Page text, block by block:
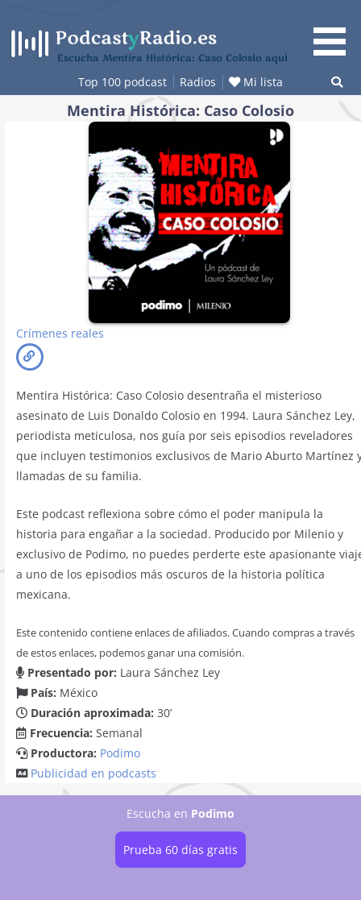
contenido
Escucha Mentira Histórica: Caso Colosio aquí
Top 100 podcast Radios Mi lista
Mentira Histórica: Caso Colosio
Crímenes reales
Mentira Histórica: Caso Colosio desentraña el misterioso
asesinato de Luis Donaldo Colosio en 1994. Laura Sánchez Ley,
periodista meticulosa, nos guía por seis episodios reveladores
que incluyen testimonios exclusivos de Mario Aburto Martínez
llamadas de su familia.
Este podcast reflexiona sobre cómo el poder manipula la
historia para engañar a la sociedad. Producido por Milenio y
exclusivo de Podimo, no puedes perderte este apasionante
a uno de los episodios más oscuros de la historia política
mexicana.
Este contenido contiene enlaces de afiliados. Cuando compras a través
de estos enlaces, podemos ganar una comisión.
Presentado por: Laura Sánchez Ley
País: México
Duración aproximada: 30’
Frecuencia: Semanal
Productora: Podimo
Publicidad en podcasts
Escucha en Podimo
Prueba 60 días gratis